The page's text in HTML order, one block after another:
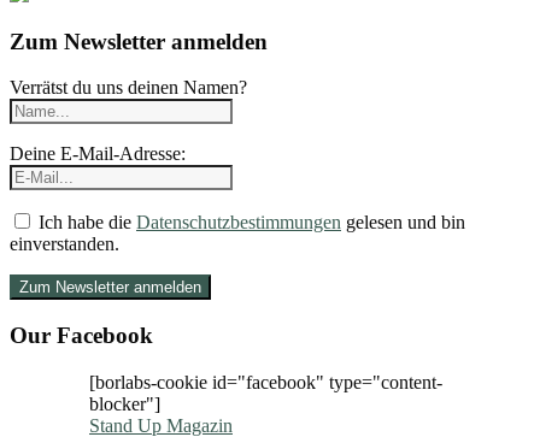
Zum Newsletter anmelden
Verrätst du uns deinen Namen?
Deine E-Mail-Adresse:
Ich habe die Datenschutzbestimmungen gelesen und bin
einverstanden.
Our Facebook
[borlabs-cookie id="facebook" type="content-
blocker"]
Stand Up Magazin